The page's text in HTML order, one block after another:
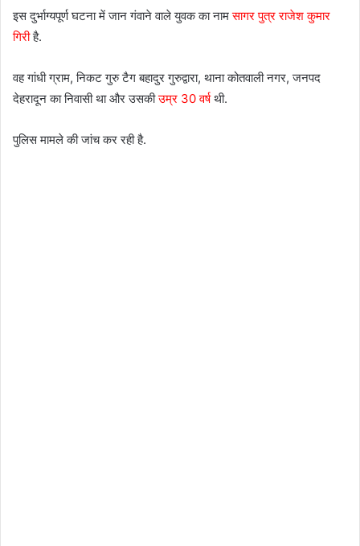
इस दुर्भाग्यपूर्ण घटना में जान गंवाने वाले युवक का नामसागर पुत्र राजेश कुमार
गिरीहै.
वह गांधी ग्राम, निकट गुरु टैग बहादुर गुरुद्वारा, थाना कोतवाली नगर, जनपद
देहरादून का निवासी था और उसकीउम्र 30 वर्षथी.
पुलिस मामले की जांच कर रही है.